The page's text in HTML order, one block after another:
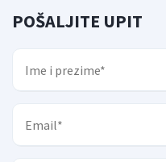
POŠALJITE UPIT